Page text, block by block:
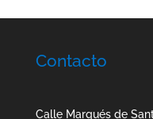
Contacto
Calle Marqués de